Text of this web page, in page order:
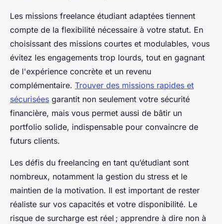
Les missions freelance étudiant adaptées tiennent
compte de la flexibilité nécessaire à votre statut. En
choisissant des missions courtes et modulables, vous
évitez les engagements trop lourds, tout en gagnant
de l'expérience concrète et un revenu
complémentaire. Trouver des missions rapides et
sécurisées garantit non seulement votre sécurité
financière, mais vous permet aussi de bâtir un
portfolio solide, indispensable pour convaincre de
futurs clients.
Les défis du freelancing en tant qu’étudiant sont
nombreux, notamment la gestion du stress et le
maintien de la motivation. Il est important de rester
réaliste sur vos capacités et votre disponibilité. Le
risque de surcharge est réel ; apprendre à dire non à